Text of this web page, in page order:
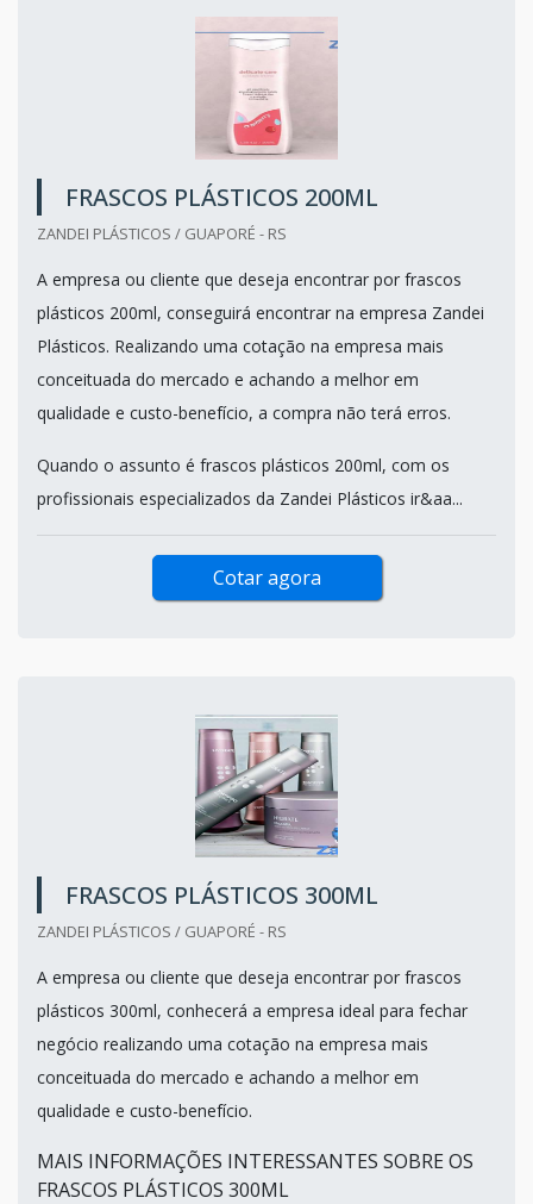
FRASCOS PLÁSTICOS 200ML
ZANDEI PLÁSTICOS / GUAPORÉ - RS
A empresa ou cliente que deseja encontrar por frascos
plásticos 200ml, conseguirá encontrar na empresa Zandei
Plásticos. Realizando uma cotação na empresa mais
conceituada do mercado e achando a melhor em
qualidade e custo-benefício, a compra não terá erros.
Quando o assunto é frascos plásticos 200ml, com os
profissionais especializados da Zandei Plásticos ir&aa...
Cotar agora
FRASCOS PLÁSTICOS 300ML
ZANDEI PLÁSTICOS / GUAPORÉ - RS
A empresa ou cliente que deseja encontrar por frascos
plásticos 300ml, conhecerá a empresa ideal para fechar
negócio realizando uma cotação na empresa mais
conceituada do mercado e achando a melhor em
qualidade e custo-benefício.
MAIS INFORMAÇÕES INTERESSANTES SOBRE OS
FRASCOS PLÁSTICOS 300ML